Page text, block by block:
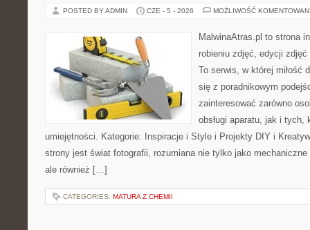
POSTED BY ADMIN CZE - 5 - 2026 MOŻLIWOŚĆ
MalwinaAtras.pl to strona
robieniu zdjęć, edycji
To serwis, w której miłość
się z poradnikowym
zainteresować zarówno
obsługi aparatu, jak i
umiejętności. Kategorie: Inspiracje i Style i Projekty DIY i
strony jest świat fotografii, rozumiana nie tylko jako
ale również […]
CATEGORIES: MATURA Z CHEMII